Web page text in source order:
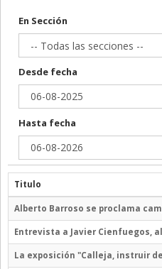
En Sección
Desde fecha
Hasta fecha
Titulo
Alberto Barroso se proclama
Entrevista a Javier Cienfuegos,
La exposición "Calleja, instruir